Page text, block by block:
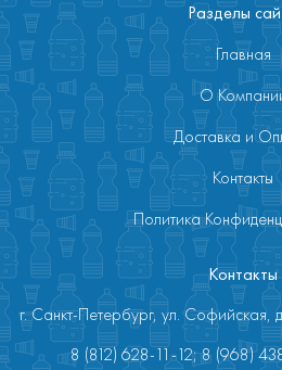
Разделы
Главная
О
Доставка и
Контакты
Политика
Контакты
г. Санкт-Петербург, ул. Софийская,
8 (812) 628-11-12; 8 (968)